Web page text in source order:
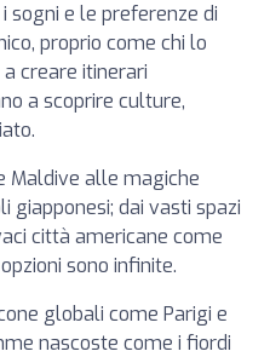
sogni e le preferenze di
proprio come chi lo
creare itinerari
a scoprire culture,
Maldive alle magiche
dai vasti spazi
città americane come
sono infinite.
globali come Parigi e
nascoste come i fiordi